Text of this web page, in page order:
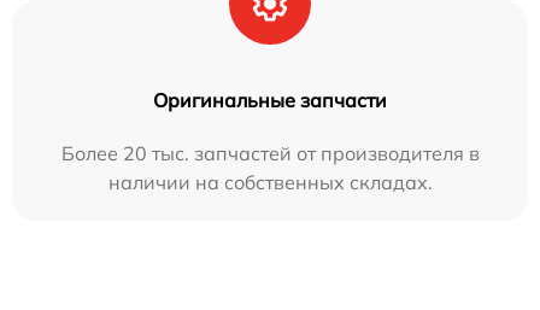
Оригинальные запчасти
Более 20 тыс. запчастей от производителя в
наличии на собственных складах.